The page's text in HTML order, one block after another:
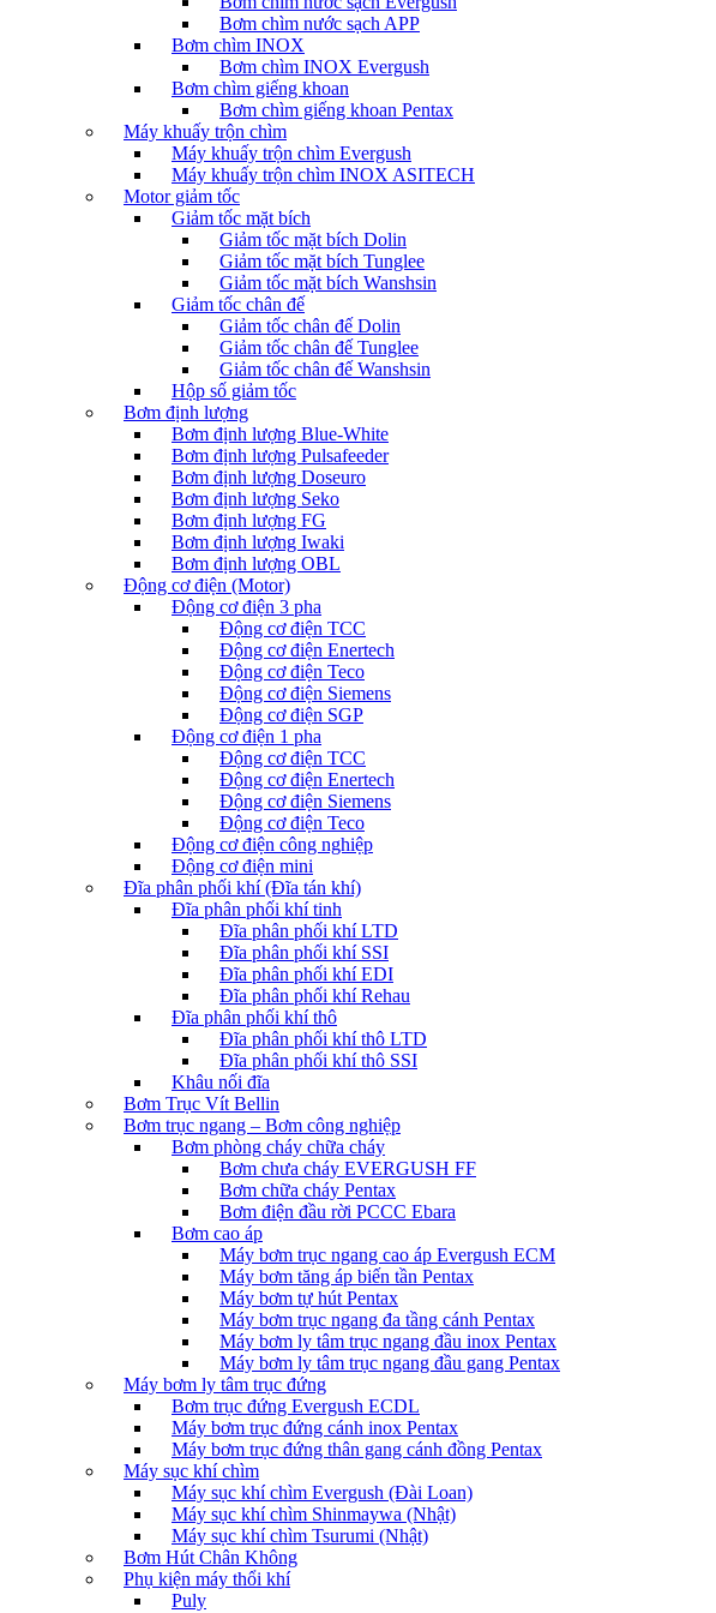
Bơm chìm nước sạch APP
Bơm chìm INOX
Bơm chìm INOX Evergush
Bơm chìm giếng khoan
Bơm chìm giếng khoan Pentax
Máy khuấy trộn chìm
Máy khuấy trộn chìm Evergush
Máy khuấy trộn chìm INOX ASITECH
Motor giảm tốc
Giảm tốc mặt bích
Giảm tốc mặt bích Dolin
Giảm tốc mặt bích Tunglee
Giảm tốc mặt bích Wanshsin
Giảm tốc chân đế
Giảm tốc chân đế Dolin
Giảm tốc chân đế Tunglee
Giảm tốc chân đế Wanshsin
Hộp số giảm tốc
Bơm định lượng
Bơm định lượng Blue-White
Bơm định lượng Pulsafeeder
Bơm định lượng Doseuro
Bơm định lượng Seko
Bơm định lượng FG
Bơm định lượng Iwaki
Bơm định lượng OBL
Động cơ điện (Motor)
Động cơ điện 3 pha
Động cơ điện TCC
Động cơ điện Enertech
Động cơ điện Teco
Động cơ điện Siemens
Động cơ điện SGP
Động cơ điện 1 pha
Động cơ điện TCC
Động cơ điện Enertech
Động cơ điện Siemens
Động cơ điện Teco
Động cơ điện công nghiệp
Động cơ điện mini
Đĩa phân phối khí (Đĩa tán khí)
Đĩa phân phối khí tinh
Đĩa phân phối khí LTD
Đĩa phân phối khí SSI
Đĩa phân phối khí EDI
Đĩa phân phối khí Rehau
Đĩa phân phối khí thô
Đĩa phân phối khí thô LTD
Đĩa phân phối khí thô SSI
Khâu nối đĩa
Bơm Trục Vít Bellin
Bơm trục ngang – Bơm công nghiệp
Bơm phòng cháy chữa cháy
Bơm chưa cháy EVERGUSH FF
Bơm chữa cháy Pentax
Bơm điện đầu rời PCCC Ebara
Bơm cao áp
Máy bơm trục ngang cao áp Evergush ECM
Máy bơm tăng áp biến tần Pentax
Máy bơm tự hút Pentax
Máy bơm trục ngang đa tầng cánh Pentax
Máy bơm ly tâm trục ngang đầu inox Pentax
Máy bơm ly tâm trục ngang đầu gang Pentax
Máy bơm ly tâm trục đứng
Bơm trục đứng Evergush ECDL
Máy bơm trục đứng cánh inox Pentax
Máy bơm trục đứng thân gang cánh đồng Pentax
Máy sục khí chìm
Máy sục khí chìm Evergush (Đài Loan)
Máy sục khí chìm Shinmaywa (Nhật)
Máy sục khí chìm Tsurumi (Nhật)
Bơm Hút Chân Không
Phụ kiện máy thổi khí
Puly